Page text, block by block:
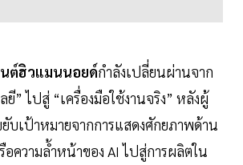
ต์ฮิวแมนนอยด์กำลังเปลี่ยนผ่านจาก
ยี” ไปสู่ “เครื่องมือใช้งานจริง” หลังผู้
บเป้าหมายจากการแสดงศักยภาพด้าน
อความล้ำหน้าของ AI ไปสู่การผลิตใน